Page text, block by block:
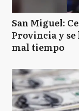
San Miguel:
Provincia y se
mal tiempo